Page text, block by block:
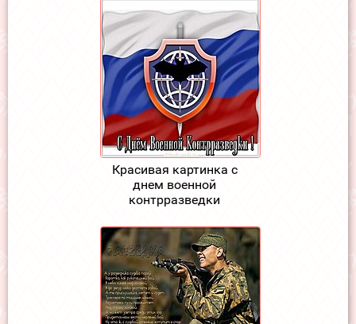
Красивая картинка с
днем военной
контрразведки